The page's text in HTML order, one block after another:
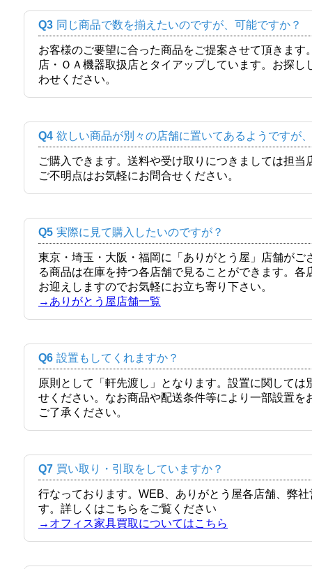
Q3 同じ商品で数を揃えたいのですが、可能ですか？
お客様のご要望に合った商品をご提案させて頂きま
店・ＯＡ機器取扱店とタイアップしています。お探
わせください。
Q4 欲しい商品が別々の店舗に置いてあるようですが
ご購入できます。送料や受け取りにつきましては担
ご不明点はお気軽にお問合せください。
Q5 実際に見て購入したいのですが？
東京・埼玉・大阪・福岡に「ありがとう屋」店舗が
る商品は在庫を持つ各店舗で見ることができます。
お迎えしますのでお気軽にお立ち寄り下さい。
→ありがとう屋店舗一覧
Q6 設置もしてくれますか？
原則として「軒先渡し」となります。設置に関して
せください。なお商品や配送条件等により一部設置
ご了承ください。
Q7 買い取り・引取をしていますか？
行なっております。WEB、ありがとう屋各店舗、弊
す。詳しくはこちらをご覧ください
→オフィス家具買取についてはこちら